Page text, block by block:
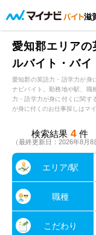
滋
愛知郡エリアの
ルバイト・バイ
愛知郡の英語力・語学力が身
ナビバイト。勤務地や駅、職
力・語学力が身に付くに関す
が身に付くのお仕事探しはマ
検索結果 4 件
（最終更新日：2026年8月8
エリア/駅
職種
こだわり